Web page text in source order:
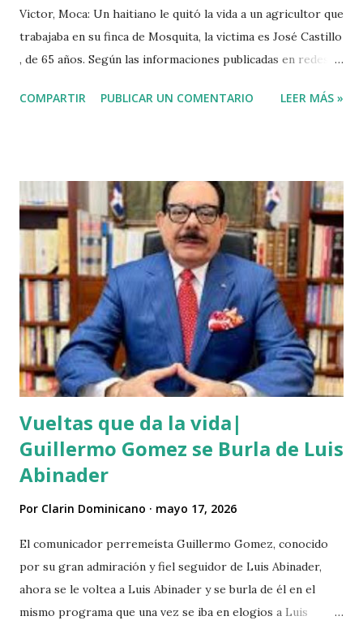
Victor, Moca: Un haitiano le quitó la vida a un agricultor que
trabajaba en su finca de Mosquita, la victima es José Castillo
, de 65 años. Según las informaciones publicadas en redes
que el haitiano de inmediato se puso al acecho del
dinero, por lo que este a su vez se mantuvo esperando el
momento oportuno para cometer el hecho y asaltarlo,
según versiones el haitiano era adicto a las drogas y por
eso le pidió el dinero prestado. Las versiones de los
comunitarios indican que el asesino tenía su ropa empapada
de sangre y que éste se bañó y de dejó las ropas
ensangrentada tirada en el lugar donde vivía, luego empredi
ó la huida. Éste es solo uno de múltiples asesinatos
cometidos por haiti...
COMPARTIR PUBLICAR UN COMENTARIO LEER MÁS »
Vueltas que da la vida|
Guillermo Gomez se Burla de Luis
Abinader
Por Clarin Dominicano mayo 17, 2026
El comunicador perremeísta Guillermo Gomez, conocido
por su gran admiración y fiel seguidor de Luis Abinader,
ahora se le voltea a Luis Abinader y se burla de él en el
mismo programa que una vez se iba en elogios a Luis